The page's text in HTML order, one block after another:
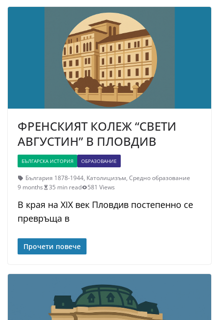
ФРЕНСКИЯТ КОЛЕЖ “СВЕТИ
АВГУСТИН” В ПЛОВДИВ
БЪЛГАРСКА ИСТОРИЯ ОБРАЗОВАНИЕ
България 1878-1944, Католицизъм, Средно образование
9 months
35 min read 581 Views
В края на XIX век Пловдив постепенно се
превръща в
Прочети повече